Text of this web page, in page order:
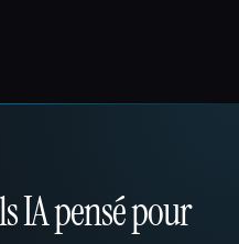
IA pensé pour